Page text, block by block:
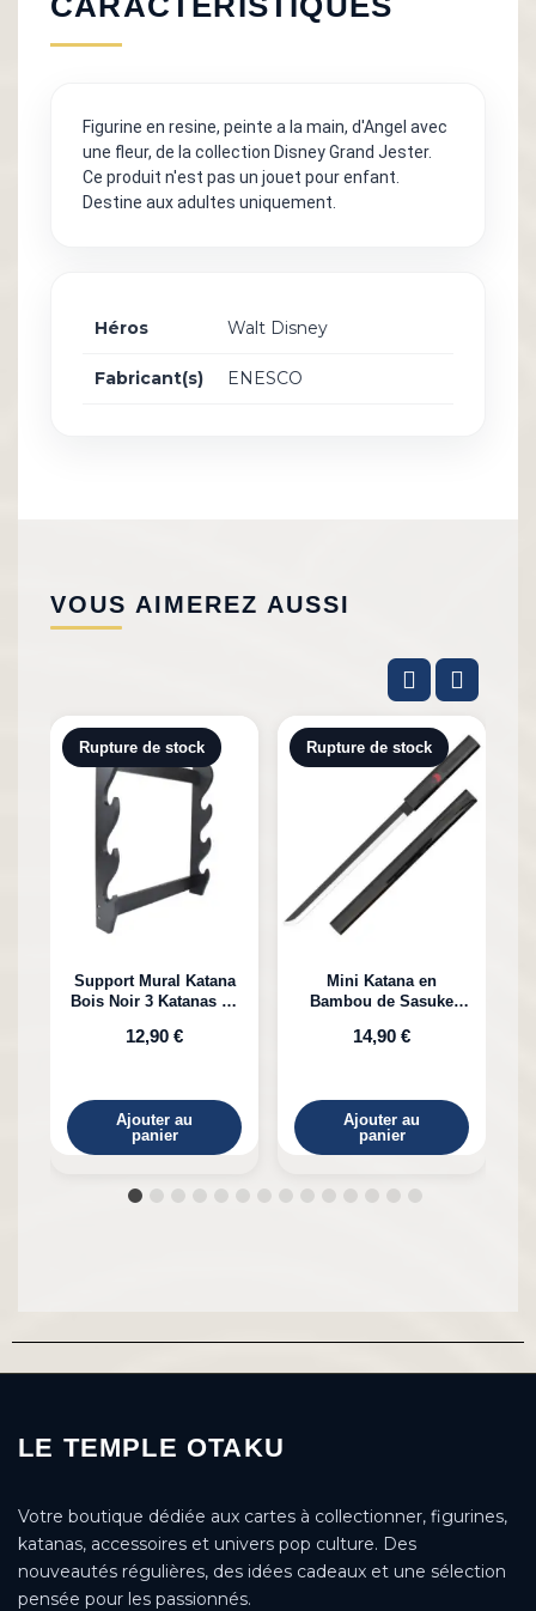
Figurine en resine, peinte a la main, d'Angel avec
une fleur, de la collection Disney Grand Jester.
Ce produit n'est pas un jouet pour enfant.
Destine aux adultes uniquement.
Héros Walt Disney
Fabricant(s) ENESCO
VOUS AIMEREZ AUSSI
Rupture de stock
Support Mural Katana
Bois Noir 3 Katanas en
12,90 €
Ajouter au
panier
Rupture de stock
Mini Katana en
Bambou de Sasuke
14,90 €
Ajouter au
panier
LE TEMPLE OTAKU
Votre boutique dédiée aux cartes à collectionner, figurines,
katanas, accessoires et univers pop culture. Des
nouveautés régulières, des idées cadeaux et une sélection
pensée pour les passionnés.